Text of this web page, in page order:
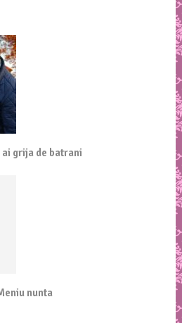
ai grija de batrani
nunta